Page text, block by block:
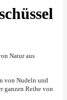
Natur aus
von Nudeln und
ganzen Reihe von